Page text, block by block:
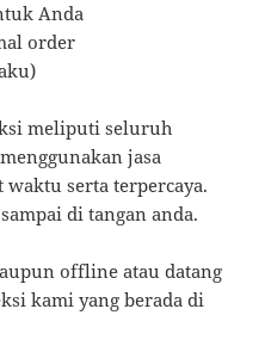
Anda
order
meliputi seluruh
jasa
serta terpercaya.
di tangan anda.
offline atau datang
kami yang berada di